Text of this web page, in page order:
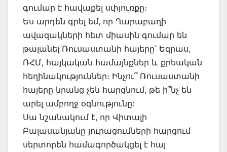
գումար է հավաքել սփյուռքը։
Ես արդեն գրել եմ, որ Ղարաբաղի
ավազակների հետ միասին գումար են
թալանել Ռուսաստանի հայերը՝ Եզրաս,
ՌՀՄ, հայկական համայնքներ և քրեական
հեղինակություններ։ Ինչու՞ Ռուսաստանի
հայերը նրանց չեն հարցնում, թե ի՞նչ են
արել ամբողջ օգնությունը:
Սա նշանակում է, որ Վիտալի
Բալասանյանը յուրացումների հարցում
սերտորեն համագործակցել է հայ